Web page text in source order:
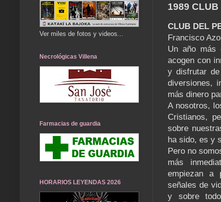
1989
CLUB DEL
Francisco
Un año más
acogen con
y disfrutar
diversiones,
más dinero
A nosotros,
Cristianos,
sobre
ha sido, es y
Pero no
más
empiezan a
señales de
y sobre
Ver miles de fotos y videos...
Necrológicas Villena
Farmacias de guardia
HORARIOS LEYENDAS 2026